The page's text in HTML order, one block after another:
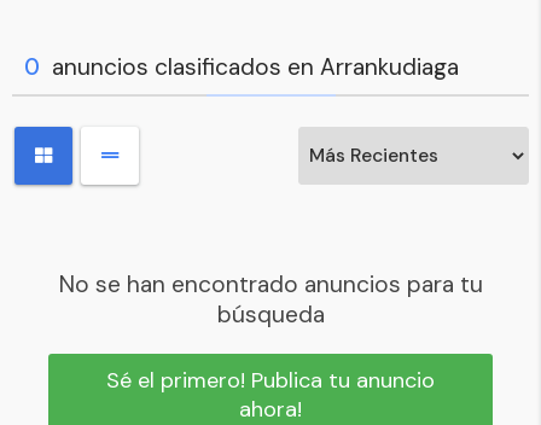
0 anuncios clasificados en Arrankudiaga
No se han encontrado anuncios para tu
búsqueda
Sé el primero! Publica tu anuncio
ahora!